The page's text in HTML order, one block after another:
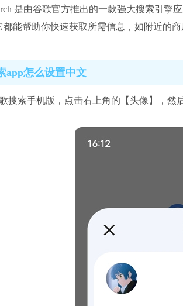
是由谷歌官方推出的一款强大搜索引
都能帮助你快速获取所需信息，如附近的
app怎么设置中文
搜索手机版，点击右上角的【头像】，然